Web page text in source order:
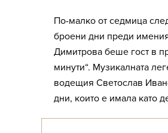
По-малко от седмица
броени дни преди
Димитрова беше гост в
минути“. Музикалната
водещия Светослав
дни, които е имала като